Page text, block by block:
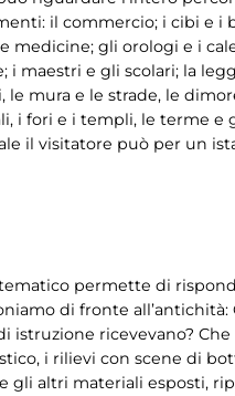
il commercio; i cibi e i
medicine; gli orologi e i
maestri e gli scolari; la
le mura e le strade, le
i fori e i templi, le terme
il visitatore può per un
permette di
di fronte all’antichità:
istruzione ricevevano?
i rilievi con scene di
gli altri materiali esposti,